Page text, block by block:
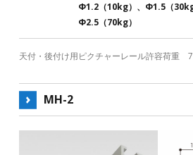
Φ1.2（10kg）、Φ1.5（
Φ2.5（70kg）
天付・後付け用ピクチャーレール許容荷重
MH-2